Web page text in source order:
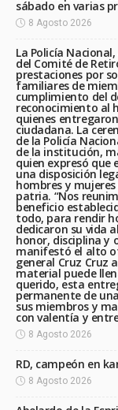
sábado en varias
8 Agosto 2026
La Policía
del Comité de
prestaciones por
familiares de
cumplimiento del
reconocimiento al
quienes
ciudadana. La
de la Policía
de la institución,
quien expresó que
una disposición
hombres y
patria. “Nos
beneficio
todo, para rendir
dedicaron su vida
honor, disciplina y
manifestó el alto
general Cruz Cruz
material puede
querido, esta
permanente de
sus miembros y
con valentía y
8 Agosto 2026
RD, campeón en
8 Agosto 2026